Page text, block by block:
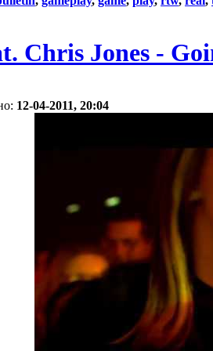
Chris Jones -
12-04-2011, 20:04